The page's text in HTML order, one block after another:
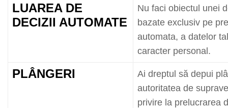
LUAREA DE
DECIZII AUTOMATE
Nu faci obiectul unei
bazate exclusiv pe
automata, a datelor
caracter personal.
PLÂNGERI
Ai dreptul să depui
autoritatea de
privire la prelucrarea